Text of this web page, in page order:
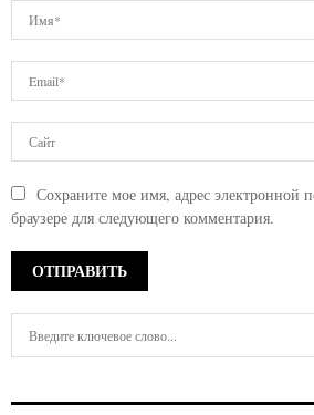
Сохраните мое имя, адрес электронной
браузере для следующего комментария.